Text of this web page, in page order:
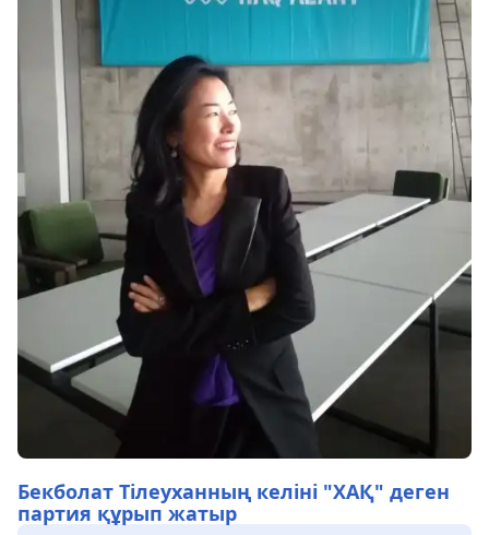
Бекболат Тілеуханның келіні "ХАҚ" деген
партия құрып жатыр